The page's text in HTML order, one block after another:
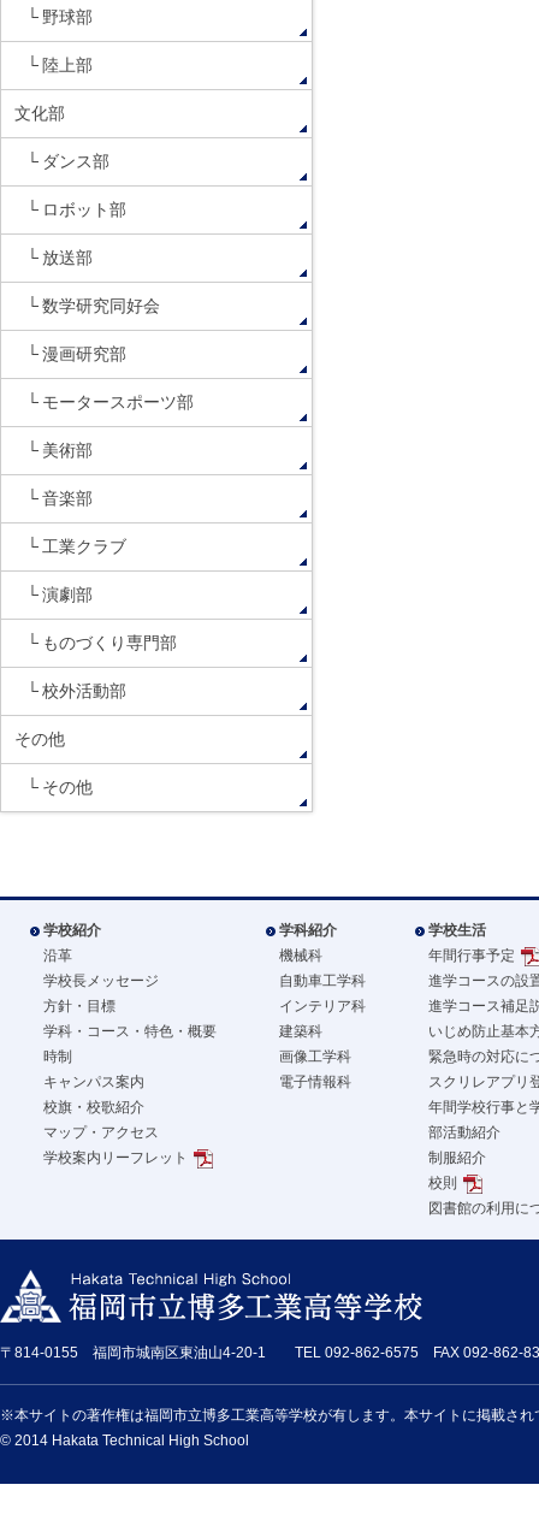
野球部
陸上部
文化部
ダンス部
ロボット部
放送部
数学研究同好会
漫画研究部
モータースポーツ部
美術部
音楽部
工業クラブ
演劇部
ものづくり専門部
校外活動部
その他
その他
学校紹介
沿革
学校長メッセージ
方針・目標
学科・コース・特色・概要
時制
キャンパス案内
校旗・校歌紹介
マップ・アクセス
学校案内リーフレット
学科紹介
機械科
自動車工学科
インテリア科
建築科
画像工学科
電子情報科
学校生活
年間行事予定
進学コースの設
進学コース補足
いじめ防止基本
緊急時の対応に
スクリレアプリ
年間学校行事と
部活動紹介
制服紹介
校則
図書館の利用に
〒814-0155 福岡市城南区東油山4-20-1 TEL 092-862-6575 FAX 092-862-
※本サイトの著作権は福岡市立博多工業高等学校が有します。本サイトに掲載さ
© 2014 Hakata Technical High School